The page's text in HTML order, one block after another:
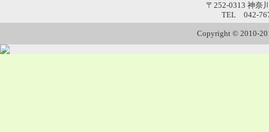
〒252-0313 神奈
TEL 042-
Copyright © 2010-